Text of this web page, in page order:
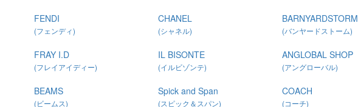
FENDI
(フェンディ)
CHANEL
(シャネル)
BARNYARDSTORM
(バンヤードストーム)
FRAY I.D
(フレイアイディー)
IL BISONTE
(イルビゾンテ)
ANGLOBAL SHOP
(アングローバル)
BEAMS
(ビームス)
Spick and Span
(スピック＆スパン)
COACH
(コーチ)